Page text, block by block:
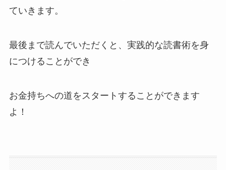
ていきます。
最後まで読んでいただくと、実践的な読書術を身
につけることができ
お金持ちへの道をスタートすることができます
よ！